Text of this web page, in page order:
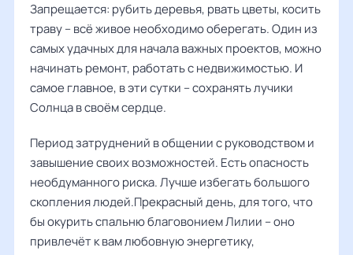
Запрещается: рубить деревья, рвать цветы, косить
траву – всё живое необходимо оберегать. Один из
самых удачных для начала важных проектов, можно
начинать ремонт, работать с недвижимостью. И
самое главное, в эти сутки – сохранять лучики
Солнца в своём сердце.
Период затруднений в общении с руководством и
завышение своих возможностей. Есть опасность
необдуманного риска. Лучше избегать большого
скопления людей.Прекрасный день, для того, что
бы окурить спальню благовонием Лилии – оно
привлечёт к вам любовную энергетику,